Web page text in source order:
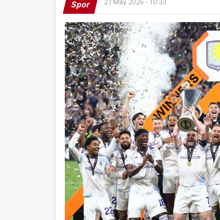
Spor 21 May 2026 - 10:33